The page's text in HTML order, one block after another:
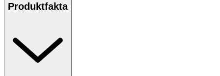
Produktfakta